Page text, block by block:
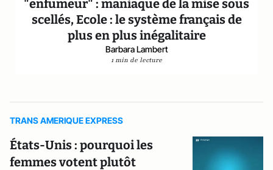
"enfumeur" : maniaque de la mise sous
scellés, Ecole : le système français de
plus en plus inégalitaire
Barbara Lambert
1 min de lecture
TRANS AMERIQUE EXPRESS
États-Unis : pourquoi les
femmes votent plutôt